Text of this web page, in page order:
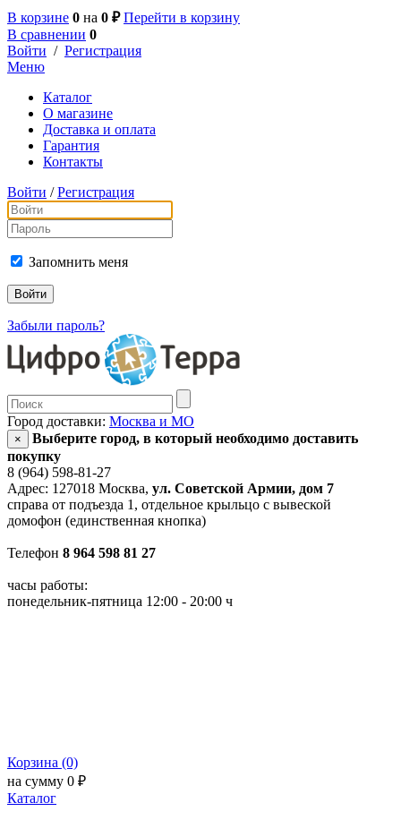
В корзине 0 на 0 ₽ Перейти в корзину
В сравнении 0
Войти / Регистрация
Меню
Каталог
О магазине
Доставка и оплата
Гарантия
Контакты
Войти / Регистрация
Запомнить меня
Забыли пароль?
Город доставки: Москва и МО
×
Выберите город, в который необходимо доставить
покупку
8 (964) 598-81-27
Адрес: 127018 Москва, ул. Советской Армии, дом 7
справа от подъезда 1, отдельное крыльцо с вывеской
домофон (единственная кнопка)
Телефон 8 964 598 81 27
часы работы:
понедельник-пятница 12:00 - 20:00 ч
Корзина (0)
на сумму 0 ₽
Каталог